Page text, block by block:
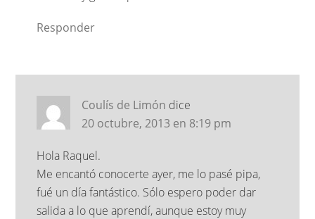
Responder
Coulís de Limón dice
20 octubre, 2013 en 8:19 pm
Hola Raquel.
Me encantó conocerte ayer, me lo pasé pipa,
fué un día fantástico. Sólo espero poder dar
salida a lo que aprendí, aunque estoy muy